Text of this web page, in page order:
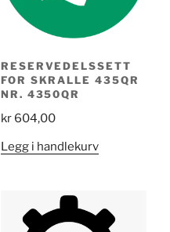
RESERVEDELSSETT
FOR SKRALLE 435QR
NR. 4350QR
kr604,00
Legg i handlekurv